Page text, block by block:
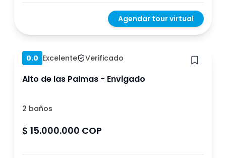
Agendar tour virtual
Hace 1 año
0.0 Excelente Verificado
Alto de las Palmas - Envigado
2 baños
$ 15.000.000 COP